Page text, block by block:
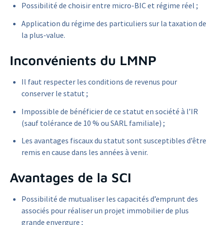
Possibilité de choisir entre micro-BIC et régime réel ;
Application du régime des particuliers sur la taxation de
la plus-value.
Inconvénients du LMNP
Il faut respecter les conditions de revenus pour
conserver le statut ;
Impossible de bénéficier de ce statut en société à l’IR
(sauf tolérance de 10 % ou SARL familiale) ;
Les avantages fiscaux du statut sont susceptibles d’être
remis en cause dans les années à venir.
Avantages de la SCI
Possibilité de mutualiser les capacités d’emprunt des
associés pour réaliser un projet immobilier de plus
grande envergure ;